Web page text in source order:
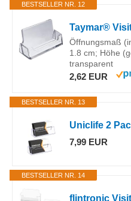
BESTSELLER NR. 12
Öffnungsmaß
1.8 cm; Höhe
transparent
2,62 EUR
BESTSELLER NR. 13
7,99 EUR
BESTSELLER NR. 14